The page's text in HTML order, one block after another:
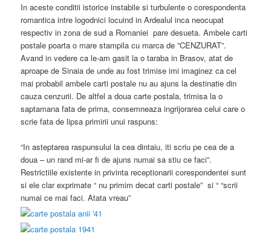
In aceste conditii istorice instabile si turbulente o corespondenta
romantica intre logodnici locuind in Ardealul inca neocupat
respectiv in zona de sud a Romaniei pare desueta. Ambele carti
postale poarta o mare stampila cu marca de ”CENZURAT”.
Avand in vedere ca le-am gasit la o taraba in Brasov, atat de
aproape de Sinaia de unde au fost trimise imi imaginez ca cel
mai probabil ambele carti postale nu au ajuns la destinatie din
cauza cenzurii. De altfel a doua carte postala, trimisa la o
saptamana fata de prima, consemneaza ingrijorarea celui care o
scrie fata de lipsa primirii unui raspuns:
“In asteptarea raspunsului la cea dintaiu, iti scriu pe cea de a
doua – un rand mi-ar fi de ajuns numai sa stiu ce faci”.
Restrictiile existente in privinta receptionarii corespondentei sunt
si ele clar exprimate “ nu primim decat carti postale” si “ “scrii
numai ce mai faci. Atata vreau”